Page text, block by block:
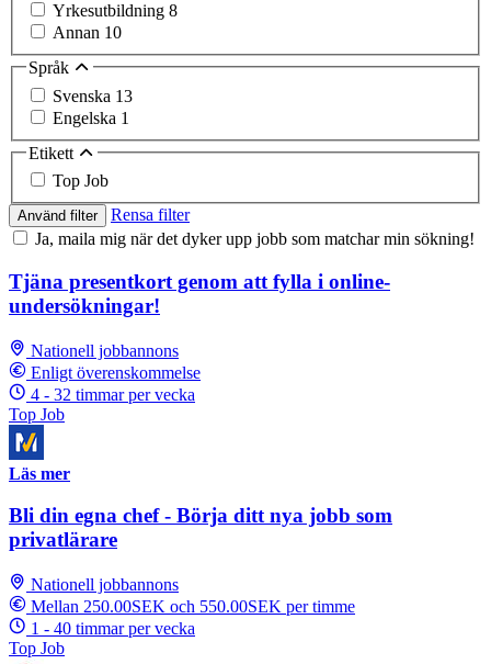
Yrkesutbildning 8
Annan 10
Språk
Svenska 13
Engelska 1
Etikett
Top Job
Använd filter
Rensa filter
Ja, maila mig när det dyker upp jobb som matchar min sökning!
Tjäna presentkort genom att fylla i online-
undersökningar!
Nationell jobbannons
Enligt överenskommelse
4 - 32 timmar per vecka
Top Job
Läs mer
Bli din egna chef - Börja ditt nya jobb som
privatlärare
Nationell jobbannons
Mellan 250.00SEK och 550.00SEK per timme
1 - 40 timmar per vecka
Top Job